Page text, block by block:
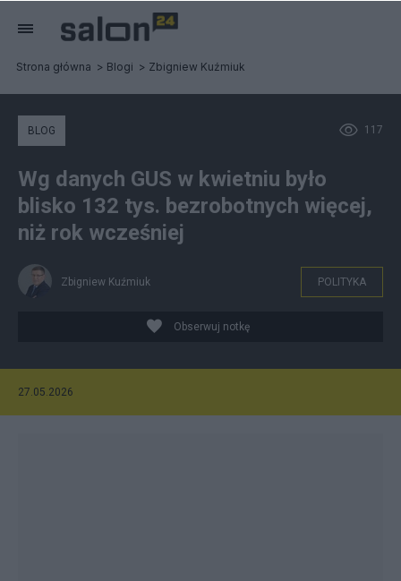
Strona główna Blogi Zbigniew Kuźmiuk
117
BLOG
Wg danych GUS w kwietniu było
blisko 132 tys. bezrobotnych więcej,
niż rok wcześniej
Zbigniew Kuźmiuk POLITYKA
Obserwuj notkę
27.05.2026